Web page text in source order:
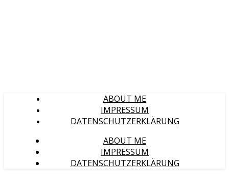
ABOUT ME
IMPRESSUM
DATENSCHUTZERKLÄRUNG
ABOUT ME
IMPRESSUM
DATENSCHUTZERKLÄRUNG